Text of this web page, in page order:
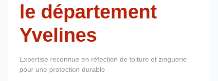
le département
Yvelines
Expertise reconnue en réfection de toiture et zinguerie
pour une protection durable